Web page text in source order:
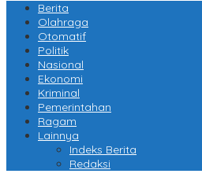
Berita
Olahraga
Otomatif
Politik
Nasional
Ekonomi
Kriminal
Pemerintahan
Ragam
Lainnya
Indeks Berita
Redaksi